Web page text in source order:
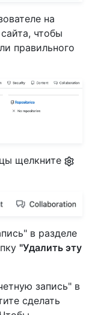
на
чтобы
правильного
щелкните
в разделе
"Удалить эту
запись" в
сделать